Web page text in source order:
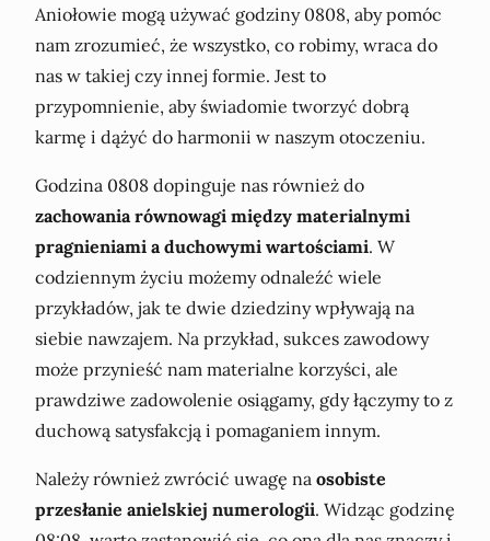
Aniołowie mogą używać godziny 0808, aby pomóc
nam zrozumieć, że wszystko, co robimy, wraca do
nas w takiej czy innej formie. Jest to
przypomnienie, aby świadomie tworzyć dobrą
karmę i dążyć do harmonii w naszym otoczeniu.
Godzina 0808 dopinguje nas również do
zachowania równowagi między materialnymi
pragnieniami a duchowymi wartościami. W
codziennym życiu możemy odnaleźć wiele
przykładów, jak te dwie dziedziny wpływają na
siebie nawzajem. Na przykład, sukces zawodowy
może przynieść nam materialne korzyści, ale
prawdziwe zadowolenie osiągamy, gdy łączymy to z
duchową satysfakcją i pomaganiem innym.
Należy również zwrócić uwagę na osobiste
przesłanie anielskiej numerologii. Widząc godzinę